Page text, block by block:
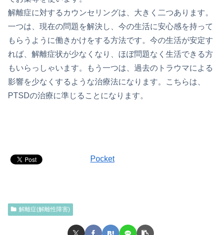
解離症に対するカウンセリングは、大きく二つあります。
一つは、現在の問題を解決し、今の生活に安心感を持って
もらうように働きかけをする方法です。今の生活が安定す
れば、解離症状が少なくなり、ほぼ問題なく生活できる方
もいらっしゃいます。もう一つは、過去のトラウマによる
影響を少なくするような治療法になります。こちらは、
PTSDの治療に準じることになります。
Pocket
解離症(解離性障害)